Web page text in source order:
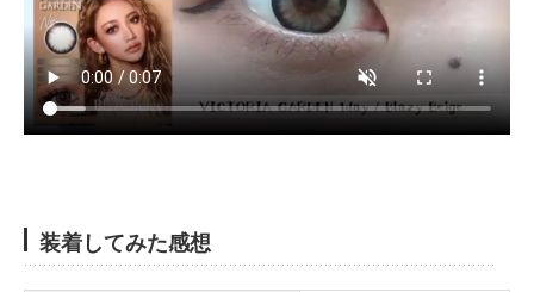
装着してみた感想